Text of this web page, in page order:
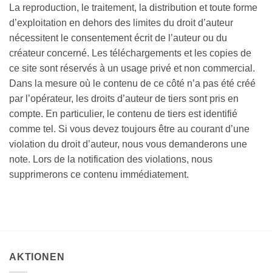
La reproduction, le traitement, la distribution et toute forme
d’exploitation en dehors des limites du droit d’auteur
nécessitent le consentement écrit de l’auteur ou du
créateur concerné. Les téléchargements et les copies de
ce site sont réservés à un usage privé et non commercial.
Dans la mesure où le contenu de ce côté n’a pas été créé
par l’opérateur, les droits d’auteur de tiers sont pris en
compte. En particulier, le contenu de tiers est identifié
comme tel. Si vous devez toujours être au courant d’une
violation du droit d’auteur, nous vous demanderons une
note. Lors de la notification des violations, nous
supprimerons ce contenu immédiatement.
AKTIONEN